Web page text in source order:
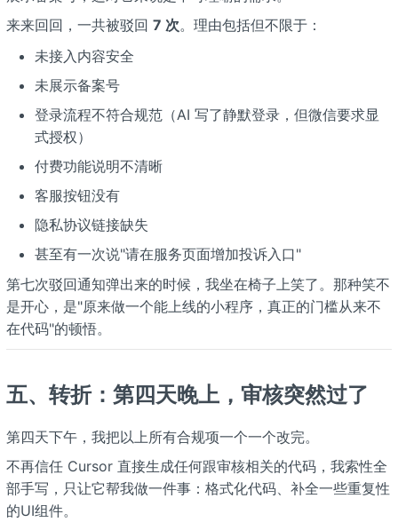
来来回回，一共被驳回 7 次。理由包括但不限于：
未接入内容安全
未展示备案号
登录流程不符合规范（AI 写了静默登录，但微信要求显
式授权）
付费功能说明不清晰
客服按钮没有
隐私协议链接缺失
甚至有一次说"请在服务页面增加投诉入口"
第七次驳回通知弹出来的时候，我坐在椅子上笑了。那种笑不
是开心，是"原来做一个能上线的小程序，真正的门槛从来不
在代码"的顿悟。
五、转折：第四天晚上，审核突然过了
第四天下午，我把以上所有合规项一个一个改完。
不再信任 Cursor 直接生成任何跟审核相关的代码，我索性全
部手写，只让它帮我做一件事：格式化代码、补全一些重复性
的UI组件。